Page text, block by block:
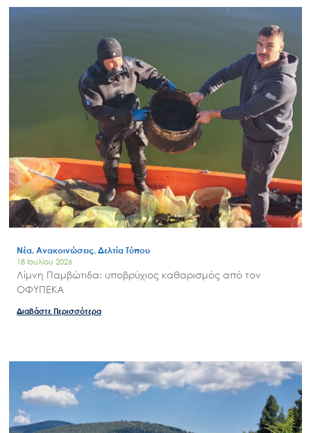
στο πλαίσιο υλοποίησης του Υποέργου 1: «Υποστήριξη της
λειτουργίας της Πράξης» της Πράξης «Ολοκλήρωση
Εθνικού Συστήματος Προστατευόμενων Περιοχών και
διαχειριστικών δομών περιοχών Natura 2000 – ΦΑΣΗ Β’» με
κωδικό MIS 6019158.
Διαβάστε Περισσότερα
Νέα, Ανακοινώσεις, Δελτία Τύπου
18 Ιουλίου 2026
Λίμνη Παμβώτιδα: υποβρύχιος καθαρισμός από τον
ΟΦΥΠΕΚΑ